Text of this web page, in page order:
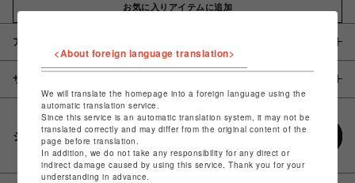
お気に入りアイテムに追加
アイテム説明 / 素材
サイズ
シェアする
<About foreign language translation>
We will translate the homepage into a foreign language using the
automatic translation service.
Since this service is an automatic translation system, it may not be
translated correctly and may differ from the original content of the
page before translation.
In addition, we do not take any responsibility for any direct or
indirect damage caused by using this service. Thank you for your
understanding in advance.